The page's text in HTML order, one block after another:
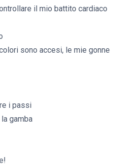
il mio battito cardiaco
sono accesi, le mie gonne
i passi
gamba